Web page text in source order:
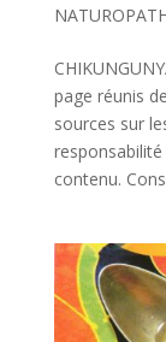
page réunis
sources sur
contenu.